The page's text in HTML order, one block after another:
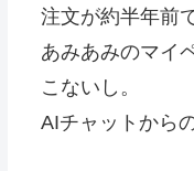
注文が約半年前
あみあみのマイ
こないし。
AIチャットから